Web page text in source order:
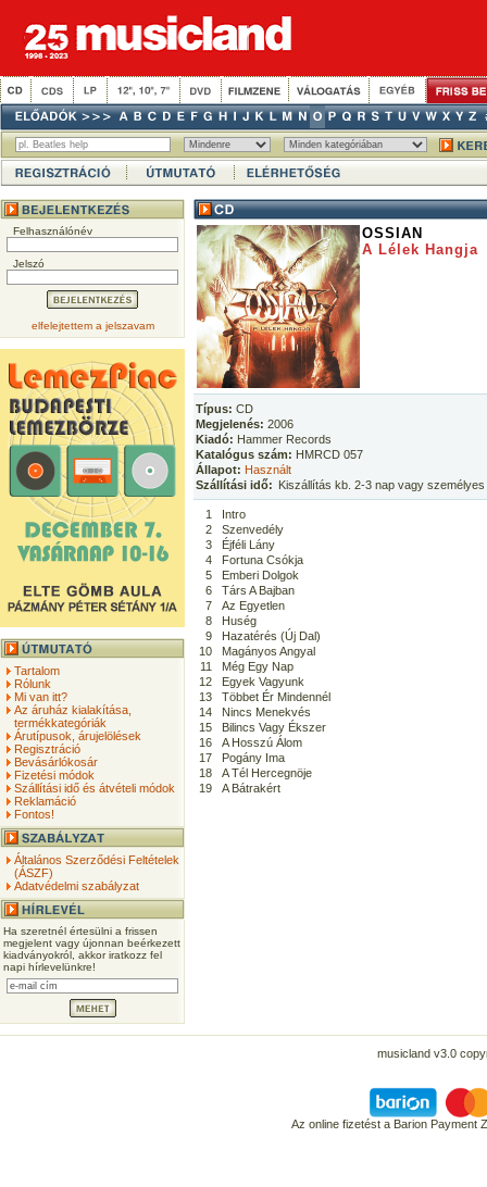
Felhasználónév
Jelszó
elfelejtettem a jelszavam
Tartalom
Rólunk
Mi van itt?
Az áruház kialakítása,
termékkategóriák
Árutípusok, árujelölések
Regisztráció
Bevásárlókosár
Fizetési módok
Szállítási idő és átvételi módok
Reklamáció
Fontos!
Általános Szerződési Feltételek
(ÁSZF)
Adatvédelmi szabályzat
Ha szeretnél értesülni a frissen
megjelent vagy újonnan beérkezett
kiadványokról, akkor iratkozz fel
napi hírlevelünkre!
OSSIAN
A Lélek Hangja
Típus: CD
Megjelenés: 2006
Kiadó: Hammer Records
Katalógus szám: HMRCD 057
Állapot: Használt
Szállítási idő: Kiszállítás kb. 2-3 nap vagy
1
Intro
2
Szenvedély
3
Éjféli Lány
4
Fortuna Csókja
5
Emberi Dolgok
6
Társ A Bajban
7
Az Egyetlen
8
Huség
9
Hazatérés (Új Dal)
10
Magányos Angyal
11
Még Egy Nap
12
Egyek Vagyunk
13
Többet Ér Mindennél
14
Nincs Menekvés
15
Bilincs Vagy Ékszer
16
A Hosszú Álom
17
Pogány Ima
18
A Tél Hercegnöje
19
A Bátrakért
musicland v3.0
Az online fizetést a Barion Payment